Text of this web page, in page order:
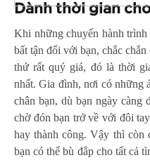
Dành thời gian
Khi những chuyến hành
bất tận đối với bạn, chắc
thứ rất quý giá, đó là thời
nhất. Gia đình, nơi có những
chân bạn, dù bạn ngày càng
chờ đón bạn trở về với đôi
hay thành công. Vậy thì còn
bạn có thể bù đắp cho tất cả